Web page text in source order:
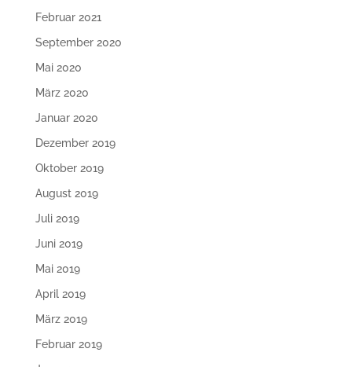
Februar 2021
September 2020
Mai 2020
März 2020
Januar 2020
Dezember 2019
Oktober 2019
August 2019
Juli 2019
Juni 2019
Mai 2019
April 2019
März 2019
Februar 2019